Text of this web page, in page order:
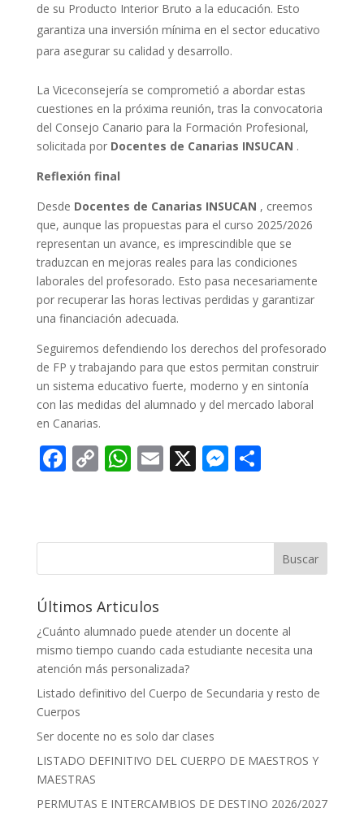
de su Producto Interior Bruto a la educación. Esto
garantiza una inversión mínima en el sector educativo
para asegurar su calidad y desarrollo.
La Viceconsejería se comprometió a abordar estas
cuestiones en la próxima reunión, tras la convocatoria
del Consejo Canario para la Formación Profesional,
solicitada por Docentes de Canarias INSUCAN .
Reflexión final
Desde Docentes de Canarias INSUCAN , creemos
que, aunque las propuestas para el curso 2025/2026
representan un avance, es imprescindible que se
traduzcan en mejoras reales para las condiciones
laborales del profesorado. Esto pasa necesariamente
por recuperar las horas lectivas perdidas y garantizar
una financiación adecuada.
Seguiremos defendiendo los derechos del profesorado
de FP y trabajando para que estos permitan construir
un sistema educativo fuerte, moderno y en sintonía
con las medidas del alumnado y del mercado laboral
en Canarias.
F
b
k
C
y
k
W
s
p
E
l
X M
e
C
p
arBuscar
Últimos Articulos
¿Cuánto alumnado puede atender un docente al
mismo tiempo cuando cada estudiante necesita una
atención más personalizada?
Listado definitivo del Cuerpo de Secundaria y resto de
Cuerpos
Ser docente no es solo dar clases
LISTADO DEFINITIVO DEL CUERPO DE MAESTROS Y
MAESTRAS
PERMUTAS E INTERCAMBIOS DE DESTINO 2026/2027